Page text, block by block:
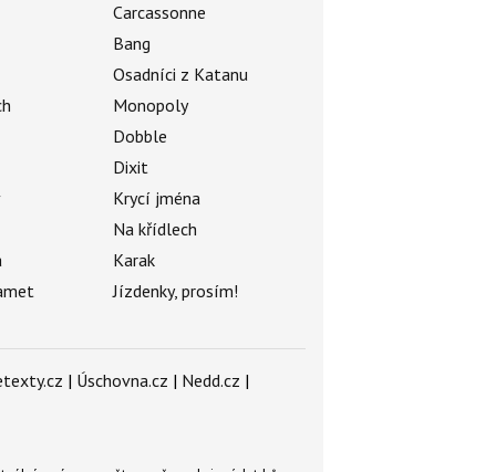
Carcassonne
Bang
Osadníci z Katanu
Monopoly
Dobble
Dixit
Krycí jména
Na křídlech
Karak
Jízdenky, prosím!
| Úschovna.cz | Nedd.cz |